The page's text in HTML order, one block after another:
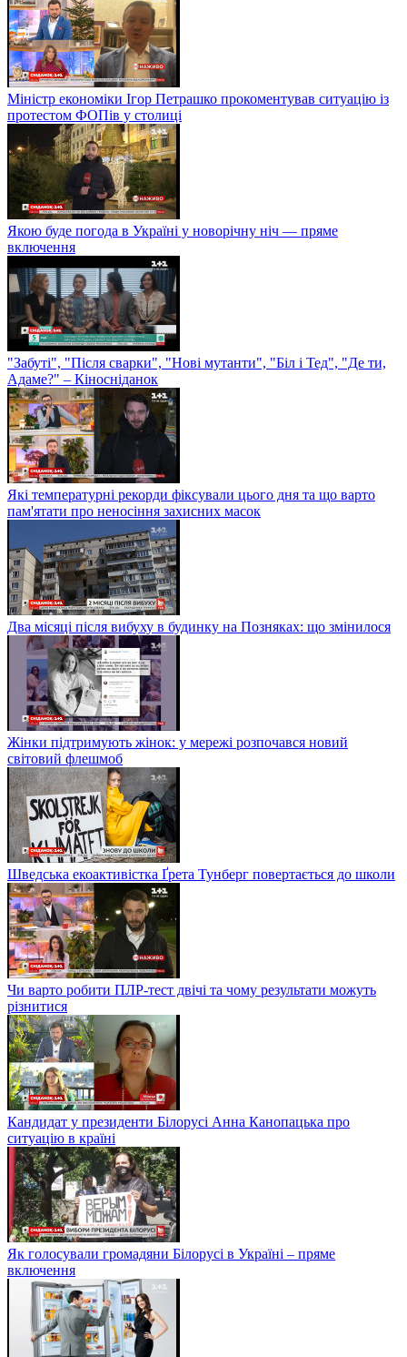
Міністр економіки Ігор Петрашко прокоментував ситуацію із
протестом ФОПів у столиці
Якою буде погода в Україні у новорічну ніч — пряме
включення
"Забуті", "Після сварки", "Нові мутанти", "Біл і Тед", "Де ти,
Адаме?" – Кіносніданок
Які температурні рекорди фіксували цього дня та що варто
пам'ятати про неносіння захисних масок
Два місяці після вибуху в будинку на Позняках: що змінилося
Жінки підтримують жінок: у мережі розпочався новий
світовий флешмоб
Шведська екоактивістка Ґрета Тунберг повертається до школи
Чи варто робити ПЛР-тест двічі та чому результати можуть
різнитися
Кандидат у президенти Білорусі Анна Канопацька про
ситуацію в країні
Як голосували громадяни Білорусі в Україні – пряме
включення